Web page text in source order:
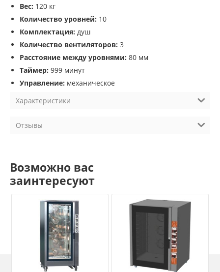
Вес: 120 кг
Количество уровней: 10
Комплектация: душ
Количество вентиляторов: 3
Расстояние между уровнями: 80 мм
Таймер: 999 минут
Управление: механическое
Характеристики
Отзывы
Возможно вас
заинтересуют